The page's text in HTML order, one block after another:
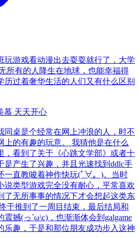
玩游戏看动漫出去耍耍就行了，大学
所有的人降生在地球，也能幸福得
历过着奢华生活的人们又有什么区别
慕 天天开心
同桌是个经常在网上冲浪的人，时不
上的有趣的玩意。 我猜他是在什么
，看到了关于《心跳文学部》或者十
是产生了兴趣，并且光速找到ddlc手
一直教唆着神作快玩(ﾟ∀。)。当时
说类型游戏完全没有耐心，平常喜欢
了无所事事的情况下才会想起这类东
于推到了一周目结束，最后结局和
撼(っ´ω\c)，也渐渐体会到galgame
乐趣，于是和那位朋友成功步入这神